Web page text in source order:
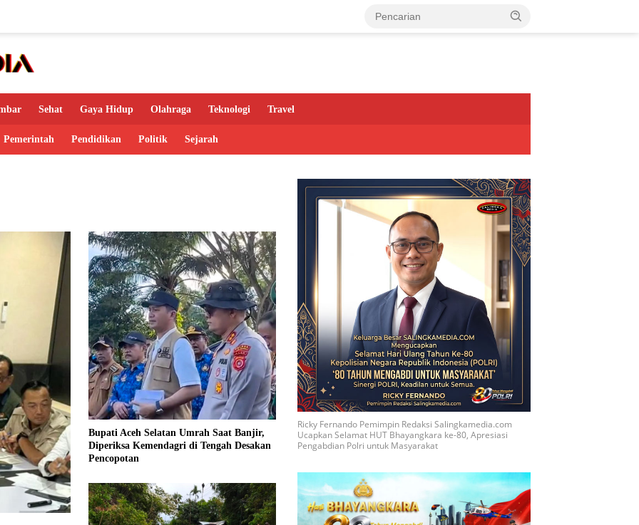
Sehat Gaya Hidup Olahraga Teknologi Travel
Pemerintah Pendidikan Politik Sejarah
Bupati Aceh Selatan Umrah Saat Banjir,
Diperiksa Kemendagri di Tengah Desakan
Pencopotan
Ricky Fernando Pemimpin Redaksi Salingkamedia.com
Ucapkan Selamat HUT Bhayangkara ke-80, Apresiasi
Pengabdian Polri untuk Masyarakat